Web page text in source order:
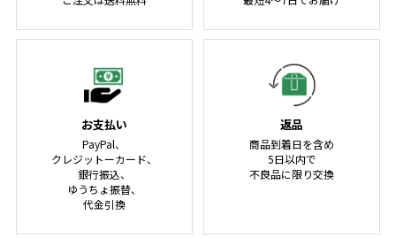
お支払い
PayPal、
クレジットーカード、
銀行振込、
ゆうちょ振替、
代金引換
返品
商品到着日を含め
5日以内で
不良品に限り交換